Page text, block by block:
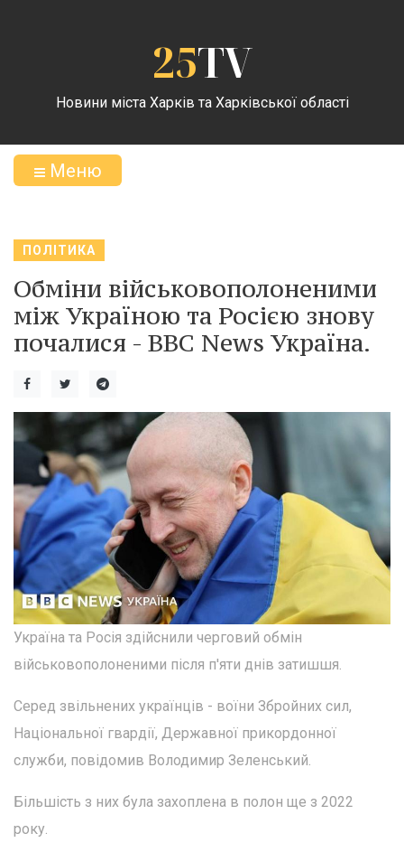
25TV
Новини міста Харків та Харківської області
Меню
ПОЛІТИКА
Обміни військовополоненими
між Україною та Росією знову
почалися - BBC News Україна.
Україна та Росія здійснили черговий обмін
військовополоненими після п'яти днів затишшя.
Серед звільнених українців - воїни Збройних cил,
Національної гвардії, Державної прикордонної
служби, повідомив Володимир Зеленський.
Більшість з них була захоплена в полон ще з 2022
року.